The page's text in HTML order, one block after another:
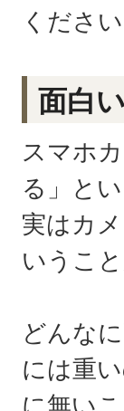
ください
面白
スマホ
る」とい
実はカ
いうこ
どんな
には重
に無い